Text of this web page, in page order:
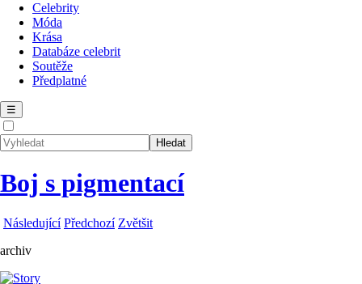
Celebrity
Móda
Krása
Databáze celebrit
Soutěže
Předplatné
☰
Boj s pigmentací
Následující Předchozí Zvětšit
archiv